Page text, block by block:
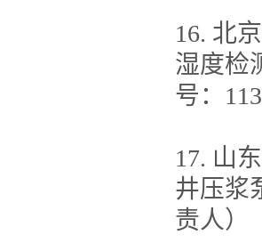
16. 北
湿度检
号：
17. 山
井压浆
责人）